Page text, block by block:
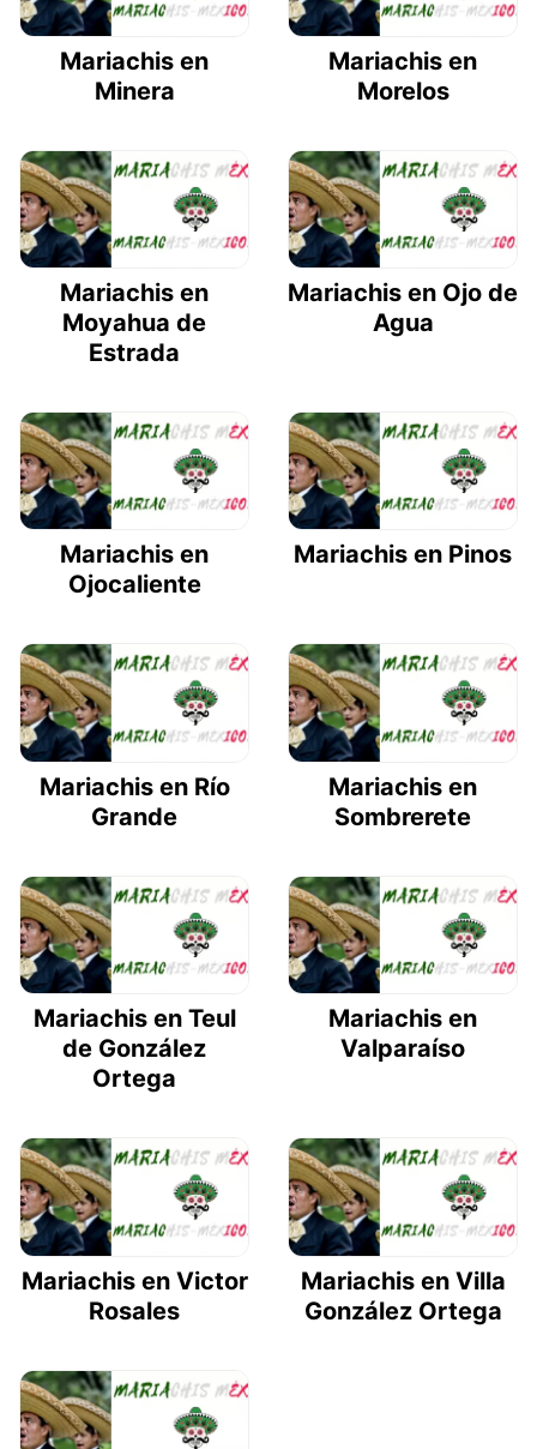
Mariachis en
Minera
Mariachis en
Morelos
Mariachis en
Moyahua de
Estrada
Mariachis en Ojo de
Agua
Mariachis en
Ojocaliente
Mariachis en Pinos
Mariachis en Río
Grande
Mariachis en
Sombrerete
Mariachis en Teul
de González
Ortega
Mariachis en
Valparaíso
Mariachis en Victor
Rosales
Mariachis en Villa
González Ortega